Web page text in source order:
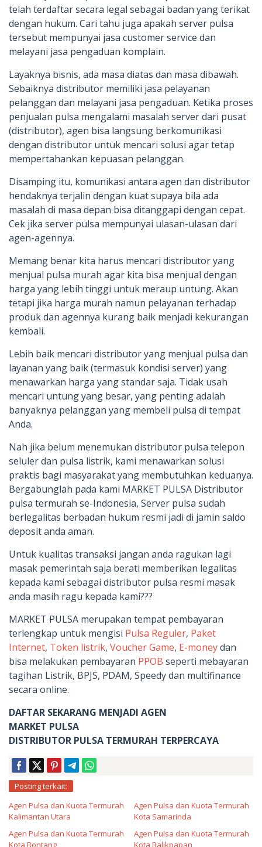
telah terdaftar secara legal sebagai badan yang terikat
dengan hukum. Cari tahu juga apakah server pulsa
tersebut mempunyai jasa customer service dan
melayani jasa pengaduan komplain.
Layaknya bisnis, ada masa diatas dan masa dibawah.
Sebaiknya distributor memiliki jasa pelayanan
pelanggan dan melayani jasa pengaduan. Ketika proses
penjualan pulsa mengalami masalah server dari pusat
(distributor), agen bisa langsung berkomunikasi
dengan distributor untuk mencari solusi agar tetap
mempertahankan kepuasan pelanggan.
Disamping itu, komunikasi antara agen dan distributor
hendaknya terjalin dengan kuat supaya bila ada
masalah di masa depan bisa ditanggapi dengan cepat.
Cek jika server pulsa mempunyai ulasan-ulasan dari
agen-agennya.
Memang benar kita harus mencari distributor yang
menjual pulsa murah agar kita bisa menjual dengan
harga yang lebih tinggi untuk meraup untung. Akan
tetapi jika harga murah namun pelayanan terhadap
produk dan agennya kurang baik menjadi kekurangan
kembali.
Lebih baik mencari distributor yang menjual pulsa dan
layanan yang baik (termasuk kondisi server) yang
menawarkan harga yang standar saja. Tidak usah
mencari untung yang besar, yang penting adalah
banyaknya pelanggan yang membeli pulsa di tempat
Anda.
Nah jika belum menemukan distributor pulsa telepon
seluler dan pulsa listrik, kami menawarkan solusi
praktis bagi masyarakat yang membutuhkan keduanya.
Bergabunglah pada kami MARKET PULSA Distributor
pulsa termurah se-Indonesia, Server pulsa sudah
berlegalitas berbadan hukum resmi jadi di jamin saldo
deposit anda aman.
Untuk kualitas transaksi jangan anda ragukan lagi
masak pemerintah saja berati memberikan legalitas
kepada kami sebagai distributor pulsa resmi masak
anda masih ragu kepada kami???
MARKET PULSA merupakan tempat pembayaran
terlengkap untuk mengisi Pulsa Reguler, Paket
Internet, Token listrik, Voucher Game, E-moneydan
bisa melakukan pembayaran PPOB seperti mebayaran
tagihan Listrik, BPJS, PDAM, Speedy dan multifinance
secara online.
DAFTAR SEKARANG MENJADI AGEN
MARKET PULSA
DISTRIBUTOR PULSA TERMURAH TERPERCAYA
Posting terkait:
Agen Pulsa dan Kuota Termurah
Kalimantan Utara
Agen Pulsa dan Kuota Termurah
Kota Samarinda
Agen Pulsa dan Kuota Termurah
Kota Bontang
Agen Pulsa dan Kuota Termurah
Kota Balikpapan